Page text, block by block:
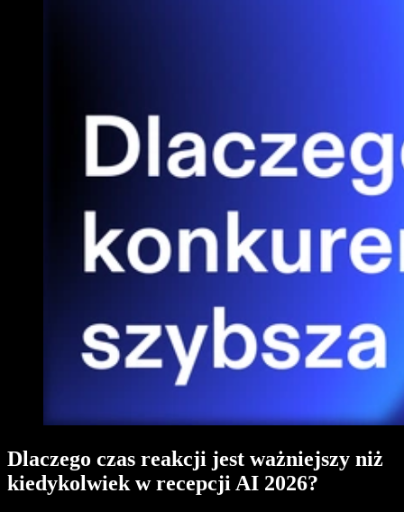
Dlaczego czas reakcji jest ważniejszy niż
kiedykolwiek w recepcji AI 2026?